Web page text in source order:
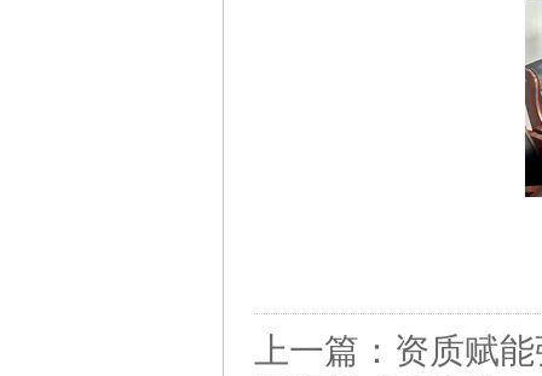
上一篇： 资质赋